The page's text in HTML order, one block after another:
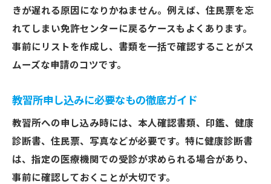
きが遅れる原因になりかねません。例えば、住民票を忘
れてしまい免許センターに戻るケースもよくあります。
事前にリストを作成し、書類を一括で確認することがス
ムーズな申請のコツです。
教習所申し込みに必要なもの徹底ガイド
教習所への申し込み時には、本人確認書類、印鑑、健康
診断書、住民票、写真などが必要です。特に健康診断書
は、指定の医療機関での受診が求められる場合があり、
事前に確認しておくことが大切です。